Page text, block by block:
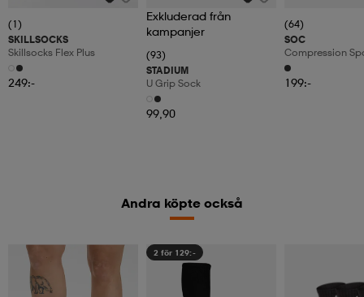
(1)
SKILLSOCKS
Skillsocks Flex Plus
249:-
Exkluderad från
kampanjer
(93)
STADIUM
U Grip Sock
99,90
(64)
SOC
Compression
Löparstrumpor,
199:-
Andra köpte också
2 för 129:-